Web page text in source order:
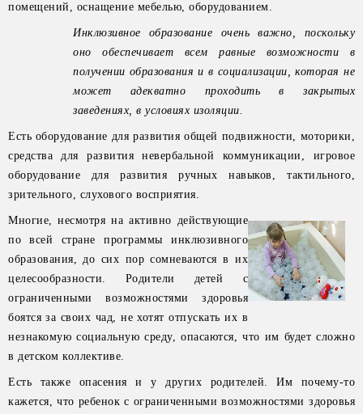
помещений, оснащение мебелью, оборудованием.
Инклюзивное образование очень важно, поскольку
оно обеспечивает всем равные возможности в
получении образования и в социализации, которая не
может адекватно проходить в закрытых
заведениях, в условиях изоляции.
Есть оборудование для развития общей подвижности, моторики,
средства для развития невербальной коммуникации, игровое
оборудование для развития ручных навыков, тактильного,
зрительного, слухового восприятия.
Многие, несмотря на активно действующие
по всей стране программы инклюзивного
образования, до сих пор сомневаются в их
целесообразности. Родители детей с
ограниченными возможностями здоровья
боятся за своих чад, не хотят отпускать их в
незнакомую социальную среду, опасаются, что им будет сложно
в детском коллективе.
Есть также опасения и у других родителей. Им почему-то
кажется, что ребенок с ограниченными возможностями здоровья